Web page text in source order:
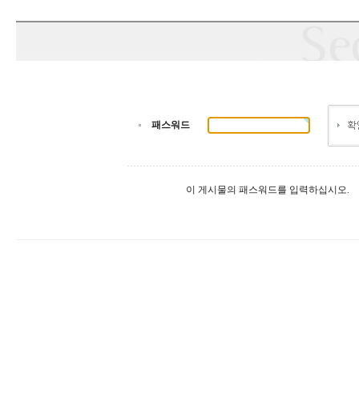
패스워드
이 게시물의 패스워드를 입력하십시오.